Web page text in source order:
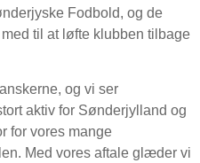
Fodbold, og de
til at løfte klubben tilbage
og vi ser
aktiv for Sønderjylland og
for vores mange
Med vores aftale glæder vi